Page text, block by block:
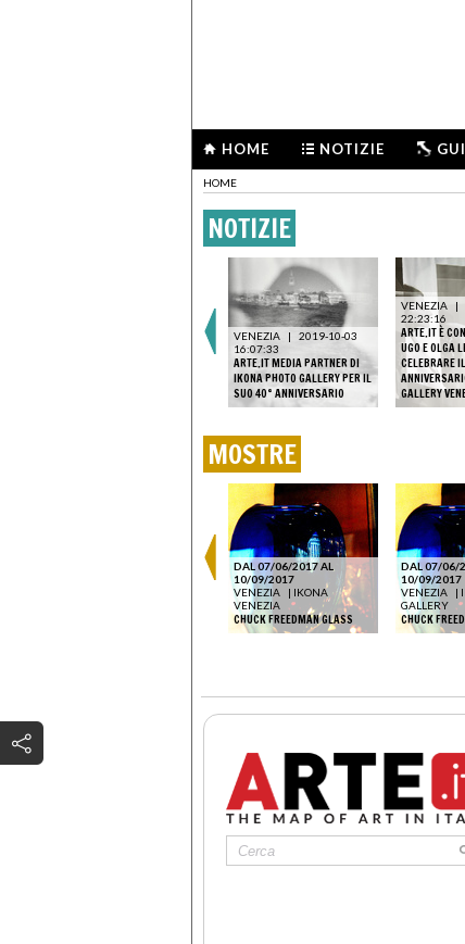
HOME NOTIZIE
HOME
NOTIZIE
VENEZIA |
2019-10-03
16:07:33
ARTE.IT MEDIA PARTNER DI
IKONA PHOTO GALLERY PER IL
SUO 40° ANNIVERSARIO
VENEZIA |
22:23:16
ARTE.IT È
UGO E OLGA
CELEBRARE
GALLERY
MOSTRE
DAL 07/06/2017 AL
10/09/2017
VENEZIA
| IKONA
VENEZIA
CHUCK FREEDMAN GLASS
DAL 07/06/
10/09/2017
VENEZIA
|
GALLERY
CHUCK